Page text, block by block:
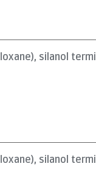
silanol
silanol